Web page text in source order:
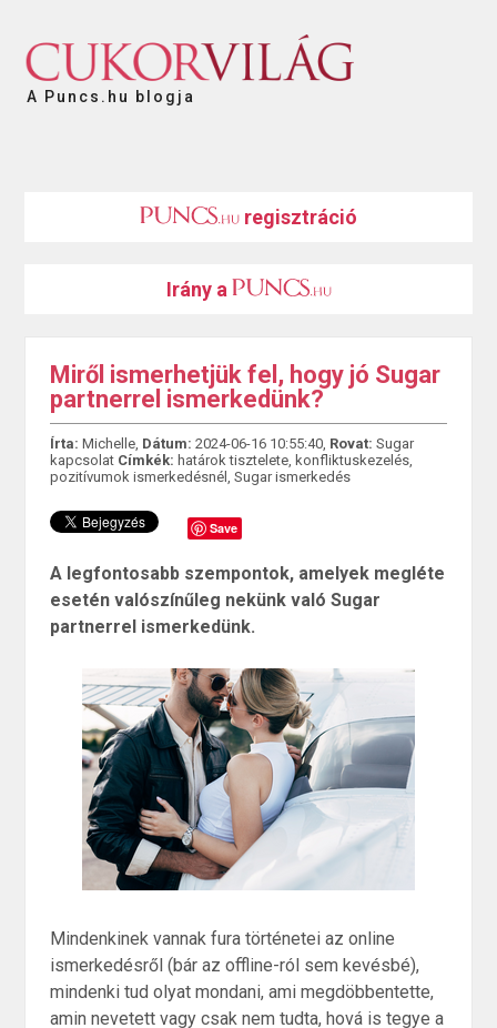
A Puncs.hu blogja
regisztráció
Irány a
Miről ismerhetjük fel, hogy jó Sugar
partnerrel ismerkedünk?
Írta: Michelle, Dátum: 2024-06-16 10:55:40, Rovat: Sugar
kapcsolat Címkék: határok tisztelete, konfliktuskezelés,
pozitívumok ismerkedésnél , Sugar ismerkedés
Save
A legfontosabb szempontok, amelyek megléte
esetén valószínűleg nekünk való Sugar
partnerrel ismerkedünk.
Mindenkinek vannak fura történetei az online
ismerkedésről (bár az offline-ról sem kevésbé),
mindenki tud olyat mondani, ami megdöbbentette,
amin nevetett vagy csak nem tudta, hová is tegye a